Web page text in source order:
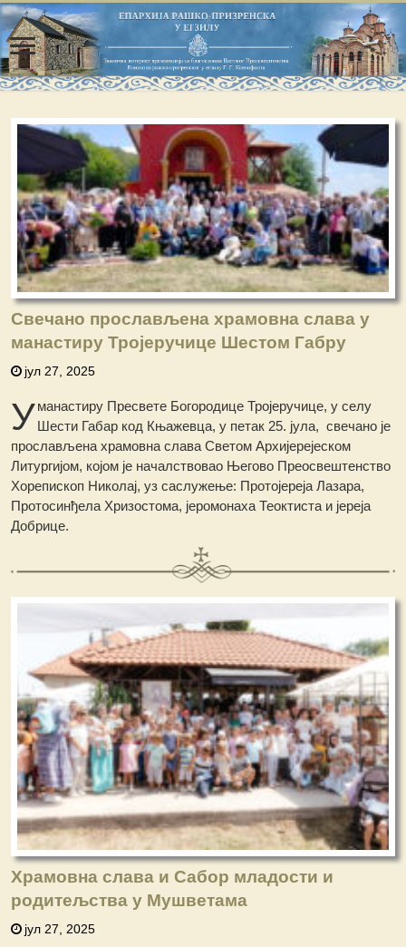
Свечано прослављена храмовна слава у
манастиру Тројеручице Шестом Габру
јул 27, 2025
Уманастиру Пресвете Богородице Тројеручице, у селу
Шести Габар код Књажевца, у петак 25. јула, свечано је
прослављена храмовна слава Светом Архијерејеском
Литургијом, којом је началствовао Његово Преосвештенство
Хорепископ Николај, уз саслужење: Протојереја Лазара,
Протосинђела Хризостома, јеромонаха Теоктиста и јереја
Добрице.
Храмовна слава и Сабор младости и
родитељства у Мушветама
јул 27, 2025